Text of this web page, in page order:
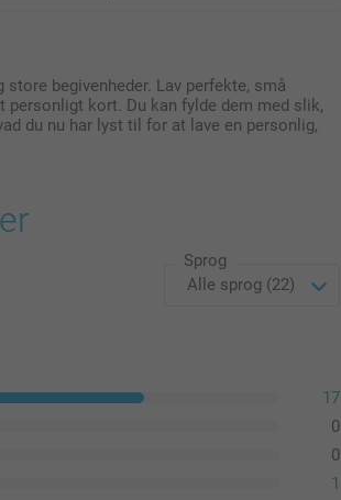
begivenheder. Lav perfekte, små
kort. Du kan fylde dem med slik,
du nu har lyst til for at lave en personlig,
Sprog
17
0
0
1